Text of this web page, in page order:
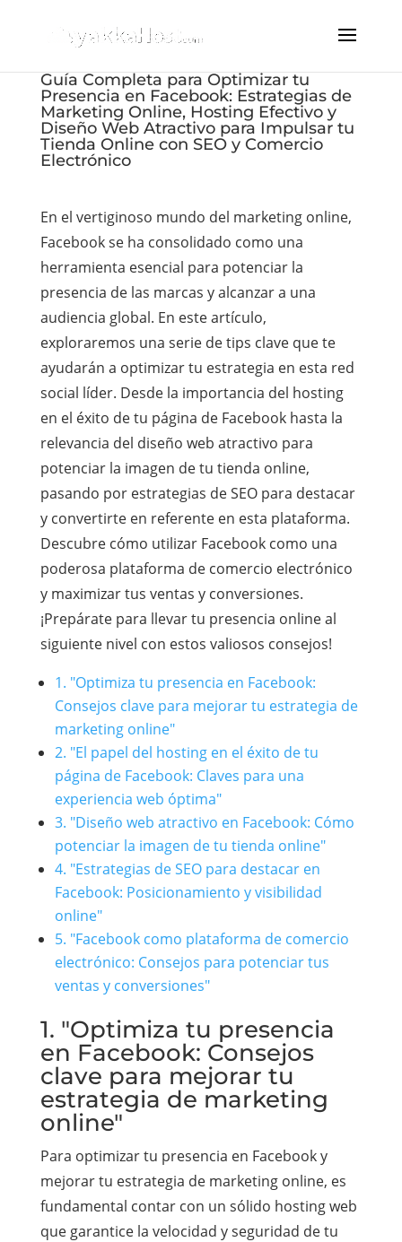
Guía Completa para Optimizar tu
Presencia en Facebook: Estrategias de
Marketing Online, Hosting Efectivo y
Diseño Web Atractivo para Impulsar tu
Tienda Online con SEO y Comercio
Electrónico
En el vertiginoso mundo del marketing online,
Facebook se ha consolidado como una
herramienta esencial para potenciar la
presencia de las marcas y alcanzar a una
audiencia global. En este artículo,
exploraremos una serie de tips clave que te
ayudarán a optimizar tu estrategia en esta red
social líder. Desde la importancia del hosting
en el éxito de tu página de Facebook hasta la
relevancia del diseño web atractivo para
potenciar la imagen de tu tienda online,
pasando por estrategias de SEO para destacar
y convertirte en referente en esta plataforma.
Descubre cómo utilizar Facebook como una
poderosa plataforma de comercio electrónico
y maximizar tus ventas y conversiones.
¡Prepárate para llevar tu presencia online al
siguiente nivel con estos valiosos consejos!
1. "Optimiza tu presencia en Facebook:
Consejos clave para mejorar tu estrategia de
marketing online"
2. "El papel del hosting en el éxito de tu
página de Facebook: Claves para una
experiencia web óptima"
3. "Diseño web atractivo en Facebook: Cómo
potenciar la imagen de tu tienda online"
4. "Estrategias de SEO para destacar en
Facebook: Posicionamiento y visibilidad
online"
5. "Facebook como plataforma de comercio
electrónico: Consejos para potenciar tus
ventas y conversiones"
1. "Optimiza tu presencia
en Facebook: Consejos
clave para mejorar tu
estrategia de marketing
online"
Para optimizar tu presencia en Facebook y
mejorar tu estrategia de marketing online, es
fundamental contar con un sólido hosting web
que garantice la velocidad y seguridad de tu